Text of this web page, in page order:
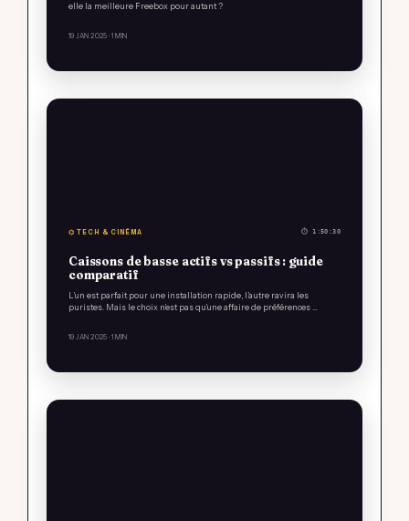
elle la meilleure Freebox pour autant ?
19 JAN 2025 · 1 MIN
⌬ TECH & CINÉMA ⏱ 1:50:30
Caissons de basse actifs vs passifs : guide
comparatif
L’un est parfait pour une installation rapide, l’autre ravira les
puristes. Mais le choix n’est pas qu’une affaire de préférences …
19 JAN 2025 · 1 MIN